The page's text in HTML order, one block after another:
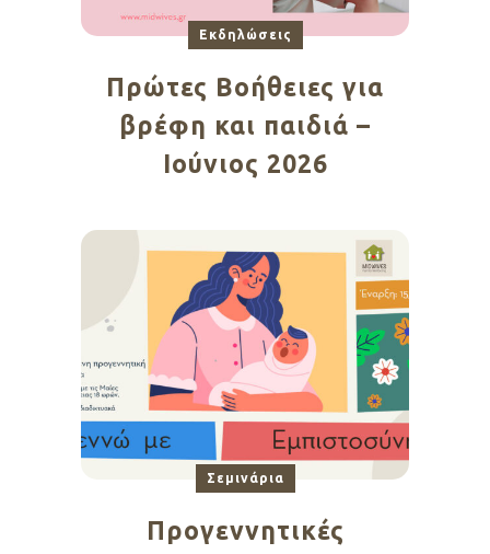
Εκδηλώσεις
Πρώτες Βοήθειες για
βρέφη και παιδιά –
Ιούνιος 2026
Σεμινάρια
Προγεννητικές